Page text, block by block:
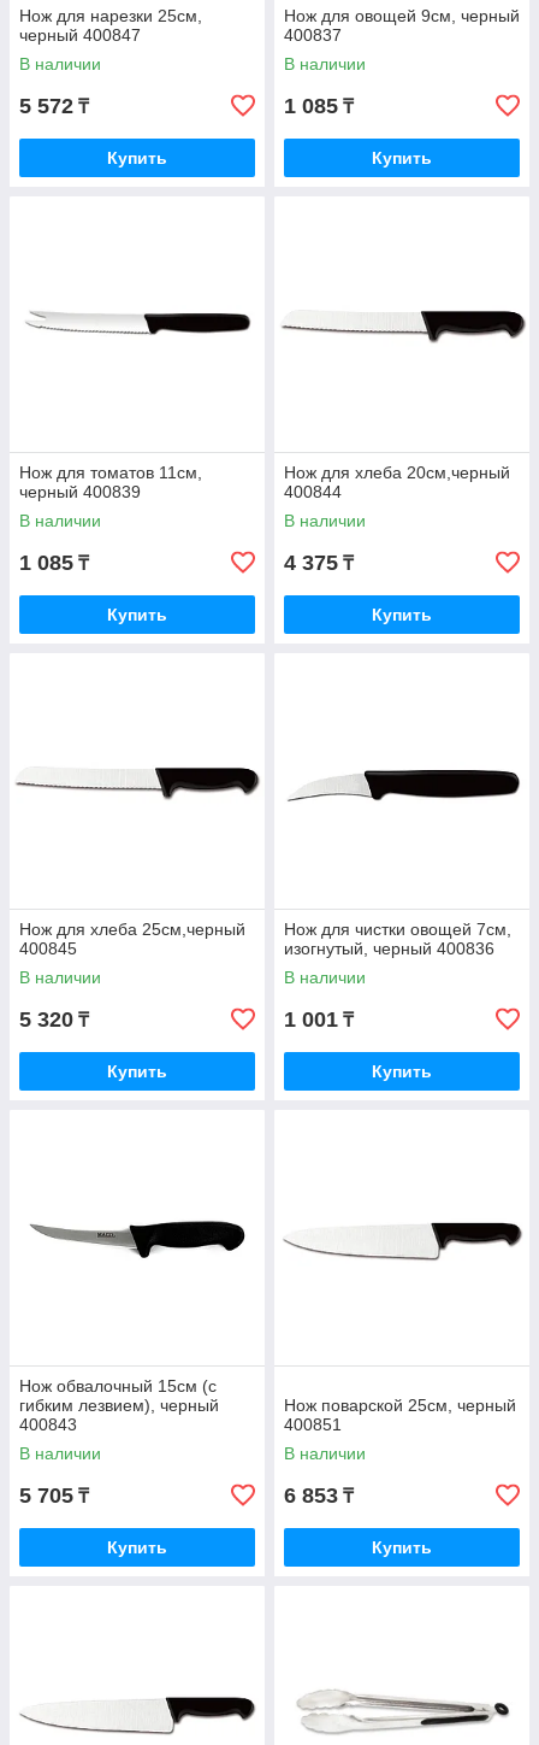
Нож для нарезки 25см,
черный 400847
В наличии
5 572 ₸
Купить
Нож для овощей 9см, черный
400837
В наличии
1 085 ₸
Купить
Нож для томатов 11см,
черный 400839
В наличии
1 085 ₸
Купить
Нож для хлеба 20см,черный
400844
В наличии
4 375 ₸
Купить
Нож для хлеба 25см,черный
400845
В наличии
5 320 ₸
Купить
Нож для чистки овощей 7см,
изогнутый, черный 400836
В наличии
1 001 ₸
Купить
Нож обвалочный 15см (с
гибким лезвием), черный
400843
В наличии
5 705 ₸
Купить
Нож поварской 25см, черный
400851
В наличии
6 853 ₸
Купить